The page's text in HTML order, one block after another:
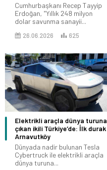
Cumhurbaşkanı Recep Tayyip
Erdoğan, "Yıllık 248 milyon
dolar savunma sanayii...
26.06.2026 625
Elektrikli araçla dünya turuna
çıkan ikili Türkiye’de: İlk durak
Arnavutköy
Dünyada nadir bulunan Tesla
Cybertruck ile elektrikli araçla
dünya turuna...